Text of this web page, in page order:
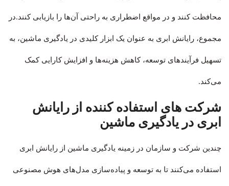
محافظت کنند و در مواقع اضطراری به راحتی آن‌ها را بازیابی کنند.در
مجموع، رایانش ابری به عنوان یک ابزار کلیدی در یادگیری ماشین، به
تسهیل فرآیندهای توسعه، کاهش هزینه‌ها و افزایش کارایی کمک
می‌کند.
شرکت های استفاده کننده از رایانش
ابری در یادگیری ماشین
چندین شرکت و سازمان در زمینه یادگیری ماشین از رایانش ابری
استفاده می‌کنند تا به توسعه و پیاده‌سازی مدل‌های هوش مصنوعی